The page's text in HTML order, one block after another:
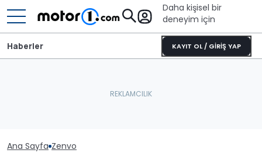
Daha kişisel bir
deneyim için
KAYIT OL / GİRİŞ YAP
Haberler
Ana Sayfa Zenvo